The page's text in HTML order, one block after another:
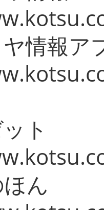
情報ア
ト
ん